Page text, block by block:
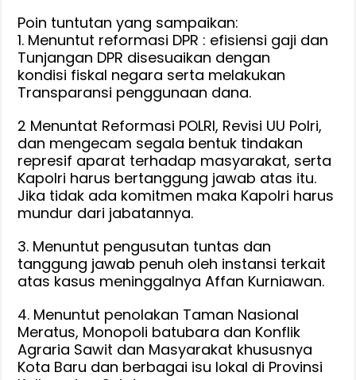
Poin tuntutan yang sampaikan:
1. Menuntut reformasi DPR : efisiensi gaji dan
Tunjangan DPR disesuaikan dengan
kondisi fiskal negara serta melakukan
Transparansi penggunaan dana.
2 Menuntat Reformasi POLRI, Revisi UU Polri,
dan mengecam segala bentuk tindakan
represif aparat terhadap masyarakat, serta
Kapolri harus bertanggung jawab atas itu.
Jika tidak ada komitmen maka Kapolri harus
mundur dari jabatannya.
3. Menuntut pengusutan tuntas dan
tanggung jawab penuh oleh instansi terkait
atas kasus meninggalnya Affan Kurniawan.
4. Menuntut penolakan Taman Nasional
Meratus, Monopoli batubara dan Konflik
Agraria Sawit dan Masyarakat khususnya
Kota Baru dan berbagai isu lokal di Provinsi